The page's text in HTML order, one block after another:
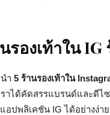
รองเท้าใน
ำ 5 ร้านรองเท้าใน
ราได้คัดสรรแบรนด์และดี
ปพลิเคชัน IG ได้อย่างง่า